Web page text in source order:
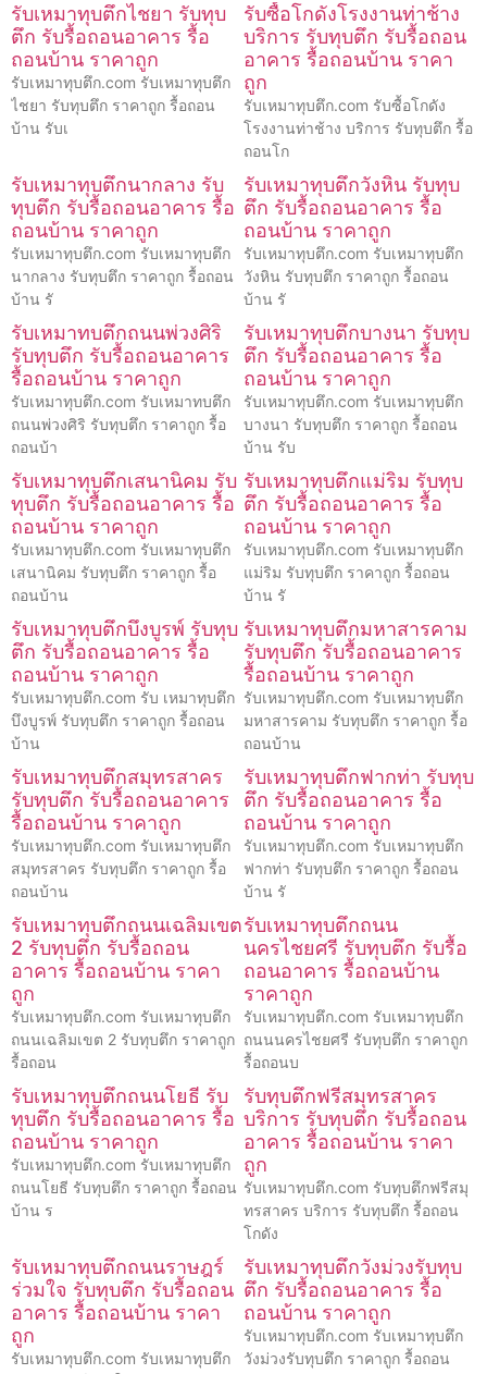
รับเหมาทุบตึกไชยา รับทุบ
ตึก รับรื้อถอนอาคาร รื้อ
ถอนบ้าน ราคาถูก
รับเหมาทุบตึก.com รับเหมาทุบตึก
ไชยา รับทุบตึก ราคาถูก รื้อถอน
บ้าน รับเ
รับซื้อโกดังโรงงานท่าช้าง
บริการ รับทุบตึก รับรื้อถอน
อาคาร รื้อถอนบ้าน ราคา
ถูก
รับเหมาทุบตึก.com รับซื้อโกดัง
โรงงานท่าช้าง บริการ รับทุบตึก รื้อ
ถอนโก
รับเหมาทุบตึกนากลาง รับ
ทุบตึก รับรื้อถอนอาคาร รื้อ
ถอนบ้าน ราคาถูก
รับเหมาทุบตึก.com รับเหมาทุบตึก
นากลาง รับทุบตึก ราคาถูก รื้อถอน
บ้าน รั
รับเหมาทุบตึกวังหิน รับทุบ
ตึก รับรื้อถอนอาคาร รื้อ
ถอนบ้าน ราคาถูก
รับเหมาทุบตึก.com รับเหมาทุบตึก
วังหิน รับทุบตึก ราคาถูก รื้อถอน
บ้าน รั
รับเหมาทบตึกถนนพ่วงศิริ
รับทุบตึก รับรื้อถอนอาคาร
รื้อถอนบ้าน ราคาถูก
รับเหมาทุบตึก.com รับเหมาทบตึก
ถนนพ่วงศิริ รับทุบตึก ราคาถูก รื้อ
ถอนบ้า
รับเหมาทุบตึกบางนา รับทุบ
ตึก รับรื้อถอนอาคาร รื้อ
ถอนบ้าน ราคาถูก
รับเหมาทุบตึก.com รับเหมาทุบตึก
บางนา รับทุบตึก ราคาถูก รื้อถอน
บ้าน รับ
รับเหมาทุบตึกเสนานิคม รับ
ทุบตึก รับรื้อถอนอาคาร รื้อ
ถอนบ้าน ราคาถูก
รับเหมาทุบตึก.com รับเหมาทุบตึก
เสนานิคม รับทุบตึก ราคาถูก รื้อ
ถอนบ้าน
รับเหมาทุบตึกแม่ริม รับทุบ
ตึก รับรื้อถอนอาคาร รื้อ
ถอนบ้าน ราคาถูก
รับเหมาทุบตึก.com รับเหมาทุบตึก
แม่ริม รับทุบตึก ราคาถูก รื้อถอน
บ้าน รั
รับเหมาทุบตึกบึงบูรพ์ รับทุบ
ตึก รับรื้อถอนอาคาร รื้อ
ถอนบ้าน ราคาถูก
รับเหมาทุบตึก.com รับ เหมาทุบตึก
บึงบูรพ์ รับทุบตึก ราคาถูก รื้อถอน
บ้าน
รับเหมาทุบตึกมหาสารคาม
รับทุบตึก รับรื้อถอนอาคาร
รื้อถอนบ้าน ราคาถูก
รับเหมาทุบตึก.com รับเหมาทุบตึก
มหาสารคาม รับทุบตึก ราคาถูก รื้อ
ถอนบ้าน
รับเหมาทุบตึกสมุทรสาคร
รับทุบตึก รับรื้อถอนอาคาร
รื้อถอนบ้าน ราคาถูก
รับเหมาทุบตึก.com รับเหมาทุบตึก
สมุทรสาคร รับทุบตึก ราคาถูก รื้อ
ถอนบ้าน
รับเหมาทุบตึกฟากท่า รับทุบ
ตึก รับรื้อถอนอาคาร รื้อ
ถอนบ้าน ราคาถูก
รับเหมาทุบตึก.com รับเหมาทุบตึก
ฟากท่า รับทุบตึก ราคาถูก รื้อถอน
บ้าน รั
รับเหมาทุบตึกถนนเฉลิมเขต
2 รับทุบตึก รับรื้อถอน
อาคาร รื้อถอนบ้าน ราคา
ถูก
รับเหมาทุบตึก.com รับเหมาทุบตึก
ถนนเฉลิมเขต 2 รับทุบตึก ราคาถูก
รื้อถอน
รับเหมาทุบตึกถนน
นครไชยศรี รับทุบตึก รับรื้อ
ถอนอาคาร รื้อถอนบ้าน
ราคาถูก
รับเหมาทุบตึก.com รับเหมาทุบตึก
ถนนนครไชยศรี รับทุบตึก ราคาถูก
รื้อถอนบ
รับเหมาทุบตึกถนนโยธี รับ
ทุบตึก รับรื้อถอนอาคาร รื้อ
ถอนบ้าน ราคาถูก
รับเหมาทุบตึก.com รับเหมาทุบตึก
ถนนโยธี รับทุบตึก ราคาถูก รื้อถอน
บ้าน ร
รับทุบตึกฟรีสมุทรสาคร
บริการ รับทุบตึก รับรื้อถอน
อาคาร รื้อถอนบ้าน ราคา
ถูก
รับเหมาทุบตึก.com รับทุบตึกฟรีสมุ
ทรสาคร บริการ รับทุบตึก รื้อถอน
โกดัง
รับเหมาทุบตึกถนนราษฎร์
ร่วมใจ รับทุบตึก รับรื้อถอน
อาคาร รื้อถอนบ้าน ราคา
ถูก
รับเหมาทุบตึก.com รับเหมาทุบตึก
รับเหมาทุบตึกวังม่วงรับทุบ
ตึก รับรื้อถอนอาคาร รื้อ
ถอนบ้าน ราคาถูก
รับเหมาทุบตึก.com รับเหมาทุบตึก
วังม่วงรับทุบตึก ราคาถูก รื้อถอน